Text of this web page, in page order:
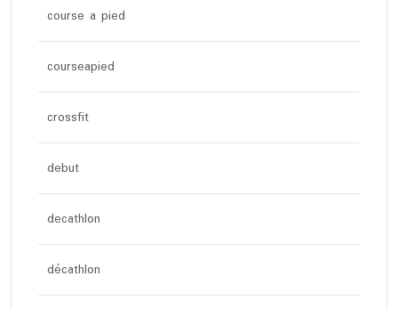
course a pied
courseapied
crossfit
debut
decathlon
décathlon